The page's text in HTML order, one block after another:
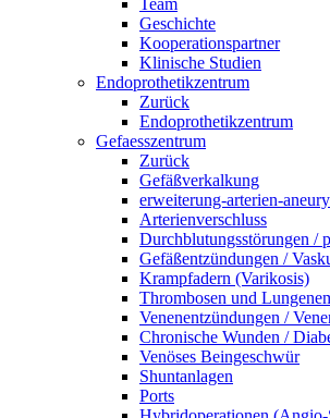
Team
Geschichte
Kooperationspartner
Klinische Studien
Endoprothetikzentrum
Zurück
Endoprothetikzentrum
Gefaesszentrum
Zurück
Gefäßverkalkung
erweiterung-arterien-
Arterienverschluss
Durchblutungsstörungen /
Gefäßentzündungen /
Krampfadern (Varikosis)
Thrombosen und
Venenentzündungen /
Chronische Wunden /
Venöses Beingeschwür
Shuntanlagen
Ports